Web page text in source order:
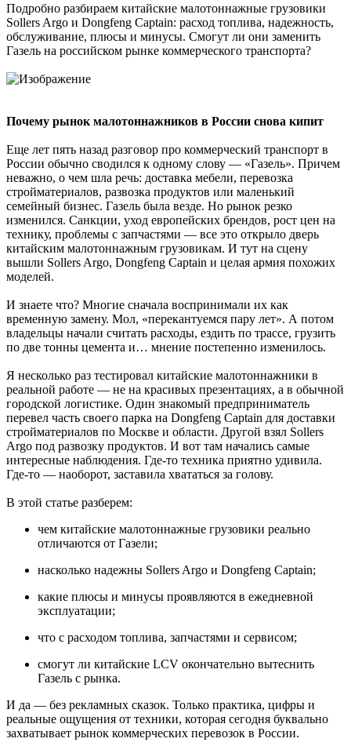
Подробно разбираем китайские малотоннажные грузовики
Sollers Argo и Dongfeng Captain: расход топлива, надежность,
обслуживание, плюсы и минусы. Смогут ли они заменить
Газель на российском рынке коммерческого транспорта?
Почему рынок малотоннажников в России снова кипит
Еще лет пять назад разговор про коммерческий транспорт в
России обычно сводился к одному слову — «Газель». Причем
неважно, о чем шла речь: доставка мебели, перевозка
стройматериалов, развозка продуктов или маленький
семейный бизнес. Газель была везде. Но рынок резко
изменился. Санкции, уход европейских брендов, рост цен на
технику, проблемы с запчастями — все это открыло дверь
китайским малотоннажным грузовикам. И тут на сцену
вышли Sollers Argo, Dongfeng Captain и целая армия похожих
моделей.
И знаете что? Многие сначала воспринимали их как
временную замену. Мол, «перекантуемся пару лет». А потом
владельцы начали считать расходы, ездить по трассе, грузить
по две тонны цемента и… мнение постепенно изменилось.
Я несколько раз тестировал китайские малотоннажники в
реальной работе — не на красивых презентациях, а в обычной
городской логистике. Один знакомый предприниматель
перевел часть своего парка на Dongfeng Captain для доставки
стройматериалов по Москве и области. Другой взял Sollers
Argo под развозку продуктов. И вот там начались самые
интересные наблюдения. Где-то техника приятно удивила.
Где-то — наоборот, заставила хвататься за голову.
В этой статье разберем:
чем китайские малотоннажные грузовики реально
отличаются от Газели;
насколько надежны Sollers Argo и Dongfeng Captain;
какие плюсы и минусы проявляются в ежедневной
эксплуатации;
что с расходом топлива, запчастями и сервисом;
смогут ли китайские LCV окончательно вытеснить
Газель с рынка.
И да — без рекламных сказок. Только практика, цифры и
реальные ощущения от техники, которая сегодня буквально
захватывает рынок коммерческих перевозок в России.